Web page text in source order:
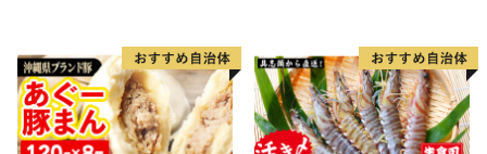
八重瀬町【価格改定YI】